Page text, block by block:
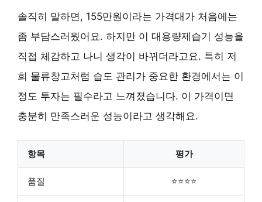
솔직히 말하면, 155만원이라는 가격대가 처음에는
좀 부담스러웠어요. 하지만 이 대용량제습기 성능을
직접 체감하고 나니 생각이 바뀌더라고요. 특히 저
희 물류창고처럼 습도 관리가 중요한 환경에서는 이
정도 투자는 필수라고 느껴졌습니다. 이 가격이면
충분히 만족스러운 성능이라고 생각해요.
항목 평가
품질 ⭐⭐⭐⭐